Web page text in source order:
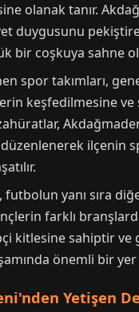
olanak tanır.
duygusunu
bir coşkuya sahne
spor takımları,
keşfedilmesine
ilçenin
yanı sıra
farklı
kitlesine sahiptir ve
önemli bir
Yetişen